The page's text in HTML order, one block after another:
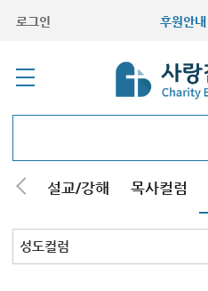
로그인 후원안내
내 설교/강해 목사컬럼
최근등록자료
자유게시판
교회소식
성도컬럼